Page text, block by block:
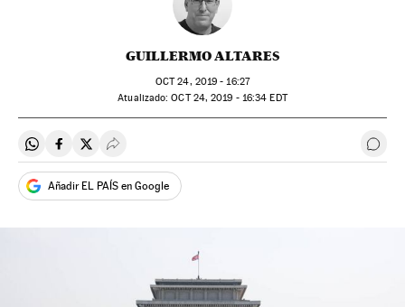
GUILLERMO ALTARES
OCT24, 2019 - 16:27
atualizado: OCT24, 2019 - 16:34 EDT
Compartir en Whatsapp
Compartir en Facebook
Compartir en Twitter
Desplegar Redes Sociales
Añadir EL PAÍS en Google